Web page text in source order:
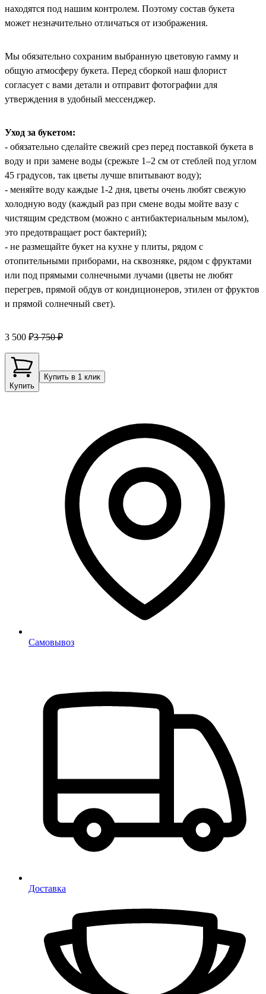
находятся под нашим контролем. Поэтому состав букета
может незначительно отличаться от изображения.
Мы обязательно сохраним выбранную цветовую гамму и
общую атмосферу букета. Перед сборкой наш флорист
согласует с вами детали и отправит фотографии для
утверждения в удобный мессенджер.
Уход за букетом:
- обязательно сделайте свежий срез перед поставкой букета в
воду и при замене воды (срежьте 1–2 см от стеблей под углом
45 градусов, так цветы лучше впитывают воду);
- меняйте воду каждые 1-2 дня, цветы очень любят свежую
холодную воду (каждый раз при смене воды мойте вазу с
чистящим средством (можно с антибактериальным мылом),
это предотвращает рост бактерий);
- не размещайте букет на кухне у плиты, рядом с
отопительными приборами, на сквозняке, рядом с фруктами
или под прямыми солнечными лучами (цветы не любят
перегрев, прямой обдув от кондиционеров, этилен от фруктов
и прямой солнечный свет).
3 500 ₽3 750 ₽
Купить
Купить в 1 клик
Самовывоз
Доставка